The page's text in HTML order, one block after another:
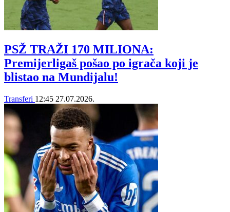
PSŽ TRAŽI 170 MILIONA:
Premijerligaš pošao po igrača koji je
blistao na Mundijalu!
Transferi 12:45 27.07.2026.